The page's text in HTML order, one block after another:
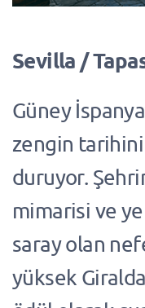
Sevilla /
Güney
zengin
duruyor.
mimarisi ve
saray olan
yüksek